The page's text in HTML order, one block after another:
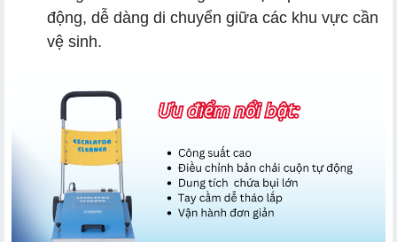
động, dễ dàng di chuyển giữa các khu vực cần
vệ sinh.